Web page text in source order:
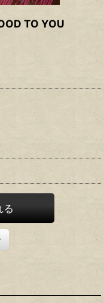
TO YOU
る